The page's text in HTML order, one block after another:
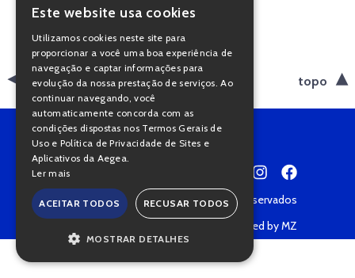
voltar topo
Copyright © 2022 • Todos os direitos reservados
Powered by MZ
PORTUGUESE
Este website usa cookies
Utilizamos cookies neste site para
proporcionar a você uma boa experiência de
navegação e captar informações para
evolução da nossa prestação de serviços. Ao
continuar navegando, você
automaticamente concorda com as
condições dispostas nos Termos Gerais de
Uso e Política de Privacidade de Sites e
Aplicativos da Aegea.
Ler mais
ACEITAR TODOS RECUSAR TODOS
MOSTRAR DETALHES